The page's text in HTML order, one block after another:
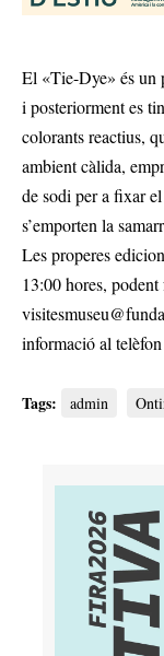
El «Tie-Dye» és un
i posteriorment es
colorants reactius,
ambient càlida,
de sodi per a fixar
s’emporten la
Les properes
13:00 hores,
informació al
Tags: admin